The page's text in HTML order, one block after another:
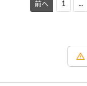
前へ 1 ...